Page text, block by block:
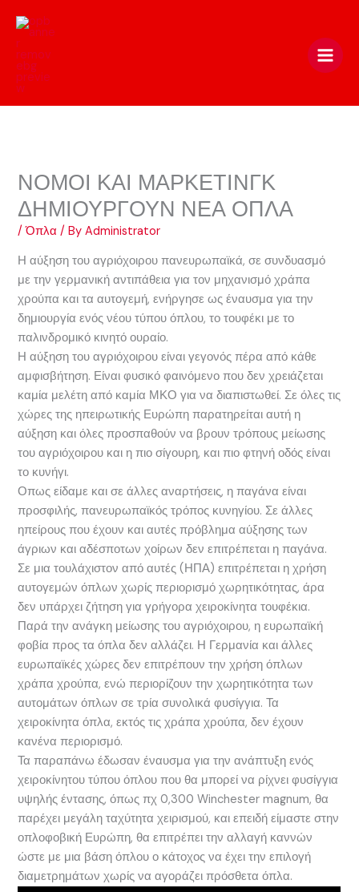
content
ΝΟΜΟΙ ΚΑΙ ΜΑΡΚΕΤΙΝΓΚ
ΔΗΜΙΟΥΡΓΟΥΝ ΝΕΑ ΟΠΛΑ
/Όπλα / ByAdministrator
Η αύξηση του αγριόχοιρου πανευρωπαϊκά, σε συνδυασμό
με την γερμανική αντιπάθεια για τον μηχανισμό χράπα
χρούπα και τα αυτογεμή, ενήργησε ως έναυσμα για την
δημιουργία ενός νέου τύπου όπλου, το τουφέκι με το
παλινδρομικό κινητό ουραίο.
Η αύξηση του αγριόχοιρου είναι γεγονός πέρα από κάθε
αμφισβήτηση. Είναι φυσικό φαινόμενο που δεν χρειάζεται
καμία μελέτη από καμία ΜΚΟ για να διαπιστωθεί. Σε όλες τις
χώρες της ηπειρωτικής Ευρώπη παρατηρείται αυτή η
αύξηση και όλες προσπαθούν να βρουν τρόπους μείωσης
του αγριόχοιρου και η πιο σίγουρη, και πιο φτηνή οδός είναι
το κυνήγι.
Οπως είδαμε και σε άλλες αναρτήσεις, η παγάνα είναι
προσφιλής, πανευρωπαϊκός τρόπος κυνηγίου. Σε άλλες
ηπείρους που έχουν και αυτές πρόβλημα αύξησης των
άγριων και αδέσποτων χοίρων δεν επιτρέπεται η παγάνα.
Σε μια τουλάχιστον από αυτές (ΗΠΑ) επιτρέπεται η χρήση
αυτογεμών όπλων χωρίς περιορισμό χωρητικότητας, άρα
δεν υπάρχει ζήτηση για γρήγορα χειροκίνητα τουφέκια.
Παρά την ανάγκη μείωσης του αγριόχοιρου, η ευρωπαϊκή
φοβία προς τα όπλα δεν αλλάζει. Η Γερμανία και άλλες
ευρωπαϊκές χώρες δεν επιτρέπουν την χρήση όπλων
χράπα χρούπα, ενώ περιορίζουν την χωρητικότητα των
αυτομάτων όπλων σε τρία συνολικά φυσίγγια. Τα
χειροκίνητα όπλα, εκτός τις χράπα χρούπα, δεν έχουν
κανένα περιορισμό.
Τα παραπάνω έδωσαν έναυσμα για την ανάπτυξη ενός
χειροκίνητου τύπου όπλου που θα μπορεί να ρίχνει φυσίγγια
υψηλής έντασης, όπως πχ 0,300 Winchester magnum, θα
παρέχει μεγάλη ταχύτητα χειρισμού, και επειδή είμαστε στην
οπλοφοβική Ευρώπη, θα επιτρέπει την αλλαγή καννών
ώστε με μια βάση όπλου ο κάτοχος να έχει την επιλογή
διαμετρημάτων χωρίς να αγοράζει πρόσθετα όπλα.